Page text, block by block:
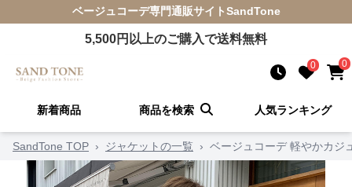
ベージュコーデ専門通販サイトSandTone
5,500円以上のご購入で送料無料
0 0
新着商品 商品を検索 人気ランキング
SandTone TOP › ジャケットの一覧 › ベージュコーデ 軽やかカジ